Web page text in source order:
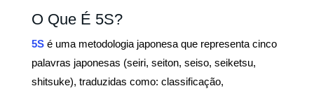
O Que É 5S?
5Sé uma metodologia japonesa que representa cinco
palavras japonesas (seiri, seiton, seiso, seiketsu,
shitsuke), traduzidas como: classificação,